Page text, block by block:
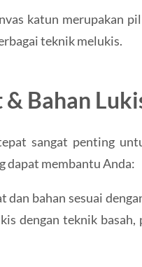
katun merupakan
teknik melukis.
Bahan
sangat penting
dapat membantu Anda:
dan bahan sesuai
dengan teknik